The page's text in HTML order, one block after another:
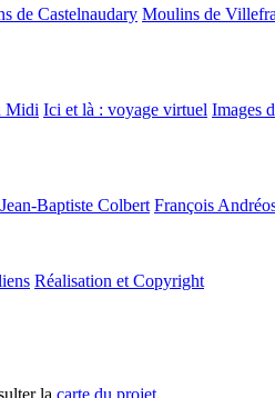
de Castelnaudary Moulins de
Midi Ici et là : voyage virtuel Images
Jean-Baptiste Colbert François
Réalisation et Copyright
la carte du projet.